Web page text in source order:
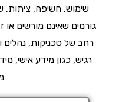
שימוש, חשיפה,
גורמים שאינם מורשים או
רחב של טכניקות, נהלים
רגיש, כגון מידע אישי,